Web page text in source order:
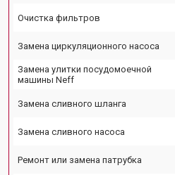
Очистка фильтров
Замена циркуляционного насоса
Замена улитки посудомоечной
машины Neff
Замена сливного шланга
Замена сливного насоса
Ремонт или замена патрубка